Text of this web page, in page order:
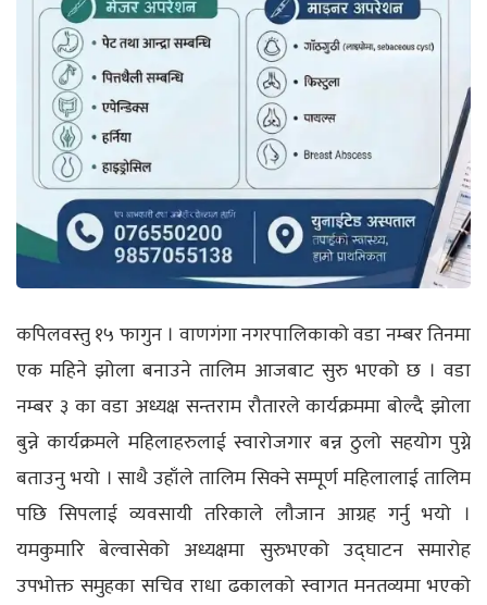
कपिलवस्तु १५ फागुन । वाणगंगा नगरपालिकाको वडा नम्बर तिनमा
एक महिने झोला बनाउने तालिम आजबाट सुरु भएको छ । वडा
नम्बर ३ का वडा अध्यक्ष सन्तराम रौतारले कार्यक्रममा बोल्दै झोला
बुन्ने कार्यक्रमले महिलाहरुलाई स्वारोजगार बन्न ठुलो सहयोग पुग्ने
बताउनु भयो । साथै उहाँले तालिम सिक्ने सम्पूर्ण महिलालाई तालिम
पछि सिपलाई व्यवसायी तरिकाले लौजान आग्रह गर्नु भयो ।
यमकुमारि बेल्वासेको अध्यक्षमा सुरुभएको उद्घाटन समारोह
उपभोक्त समुहका सचिव राधा ढकालको स्वागत मनतव्यमा भएको